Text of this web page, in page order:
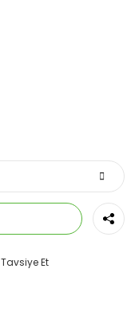
Tavsiye Et